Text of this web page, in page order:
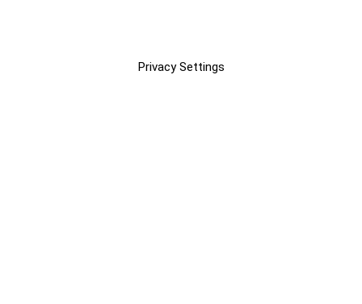
Privacy Settings